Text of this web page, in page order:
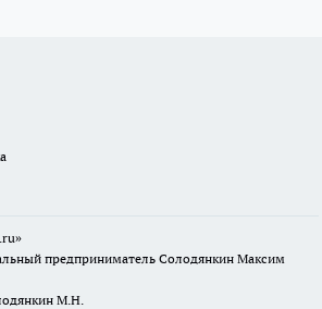
предприниматель Солодянкин Максим
М.Н.